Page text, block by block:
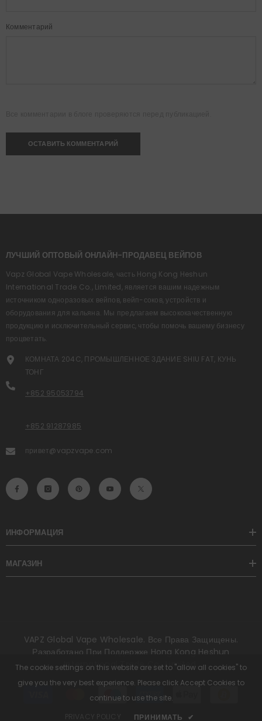
Комментарий
ЛУЧШИЙ ОПТОВЫЙ ОНЛАЙН-ПРОДАВЕЦ ВЕЙПОВ
Vapz Global Vape Wholesale, часть Hong Kong Heshun
International Trade Co., Limited, является вашим надежным
источником одноразовых вейпов, вейп-соков, устройств и
оборудования для кальяна. Мы предлагаем высококачественную
продукцию и исключительный сервис, чтобы помочь вашему бизнесу
процветать.
КОМНАТА 204C, ПРОМЫШЛЕННОЕ ЗДАНИЕ SHIU FAT, КУНЬ
ТОНГ
+852 95053794
+852 91287985
привет@vapzvape.com
ИНФОРМАЦИЯ
МАГАЗИН
VAPZ Global Vape Wholesale. Все Права Защищены.
Разработано При Поддержке Hong Kong Heshun
International Trade Co., Limited.
Способы
оплаты
The cookie settings on this website are set to "allow all cookies" to
give you the very best experience. Please click Accept Cookies to
continue to use the site.
ПРИНИМАТЬ ✔